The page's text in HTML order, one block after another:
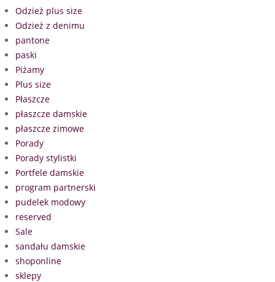
Odzież plus size
Odzież z denimu
pantone
paski
Piżamy
Plus size
Płaszcze
płaszcze damskie
płaszcze zimowe
Porady
Porady stylistki
Portfele damskie
program partnerski
pudelek modowy
reserved
Sale
sandału damskie
shoponline
sklepy